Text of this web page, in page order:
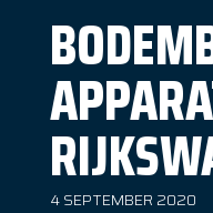
4 SEPTEMBER 2020